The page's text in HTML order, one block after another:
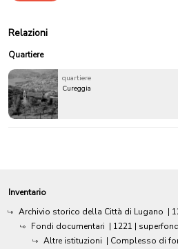
Relazioni
Quartiere
quartiere
Cureggia
Inventario
Archivio storico della Città di Lugano |
Fondi documentari | 1221 |
Altre istituzioni | Complesso di